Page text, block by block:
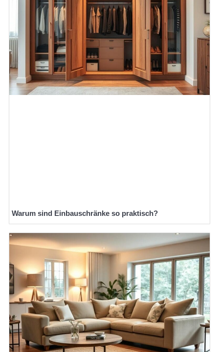
Warum sind Einbauschränke so praktisch?